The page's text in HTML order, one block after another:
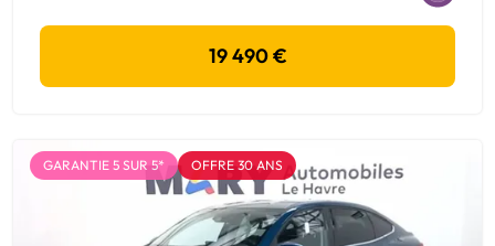
19 490 €
GARANTIE 5 SUR 5* OFFRE 30 ANS